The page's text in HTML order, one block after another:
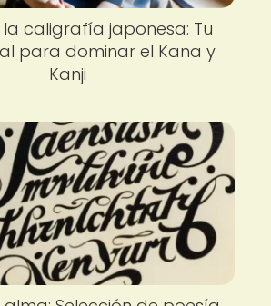
la caligrafía japonesa: Tu
para dominar el Kana y
Kanji